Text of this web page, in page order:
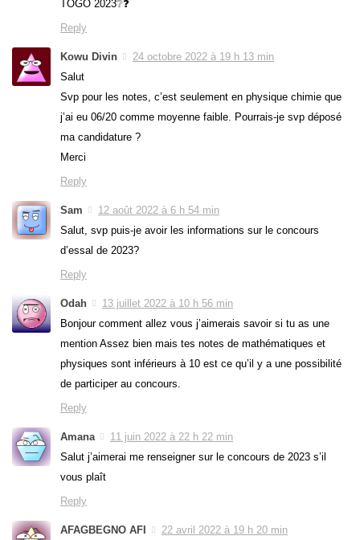
TOGO 2023❔❓
Reply
Kowu Divin
24 octobre 2022 à 19 h 13 min
Salut
Svp pour les notes, c’est seulement en physique chimie que
j’ai eu 06/20 comme moyenne faible. Pourrais-je svp déposé
ma candidature ?
Merci
Reply
Sam
12 août 2022 à 6 h 54 min
Salut, svp puis-je avoir les informations sur le concours
d’essal de 2023?
Reply
Odah
13 juillet 2022 à 10 h 56 min
Bonjour comment allez vous j’aimerais savoir si tu as une
mention Assez bien mais tes notes de mathématiques et
physiques sont inférieurs à 10 est ce qu’il y a une possibilité
de participer au concours.
Reply
Amana
11 juin 2022 à 22 h 22 min
Salut j’aimerai me renseigner sur le concours de 2023 s’il
vous plaît
Reply
AFAGBEGNO AFI
22 avril 2022 à 19 h 20 min